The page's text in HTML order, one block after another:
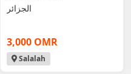
الجزائر
3,000 OMR
Salalah